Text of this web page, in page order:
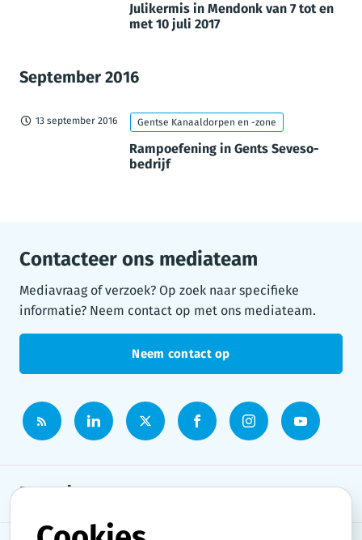
Julikermis in Mendonk van 7 tot en
met 10 juli 2017
September 2016
13 september 2016 Gentse Kanaaldorpen en -zone
Rampoefening in Gents Seveso-
bedrijf
Contacteer ons mediateam
Mediavraag of verzoek? Op zoek naar specifieke
informatie? Neem contact op met ons mediateam.
Neem contact op
Persruimte